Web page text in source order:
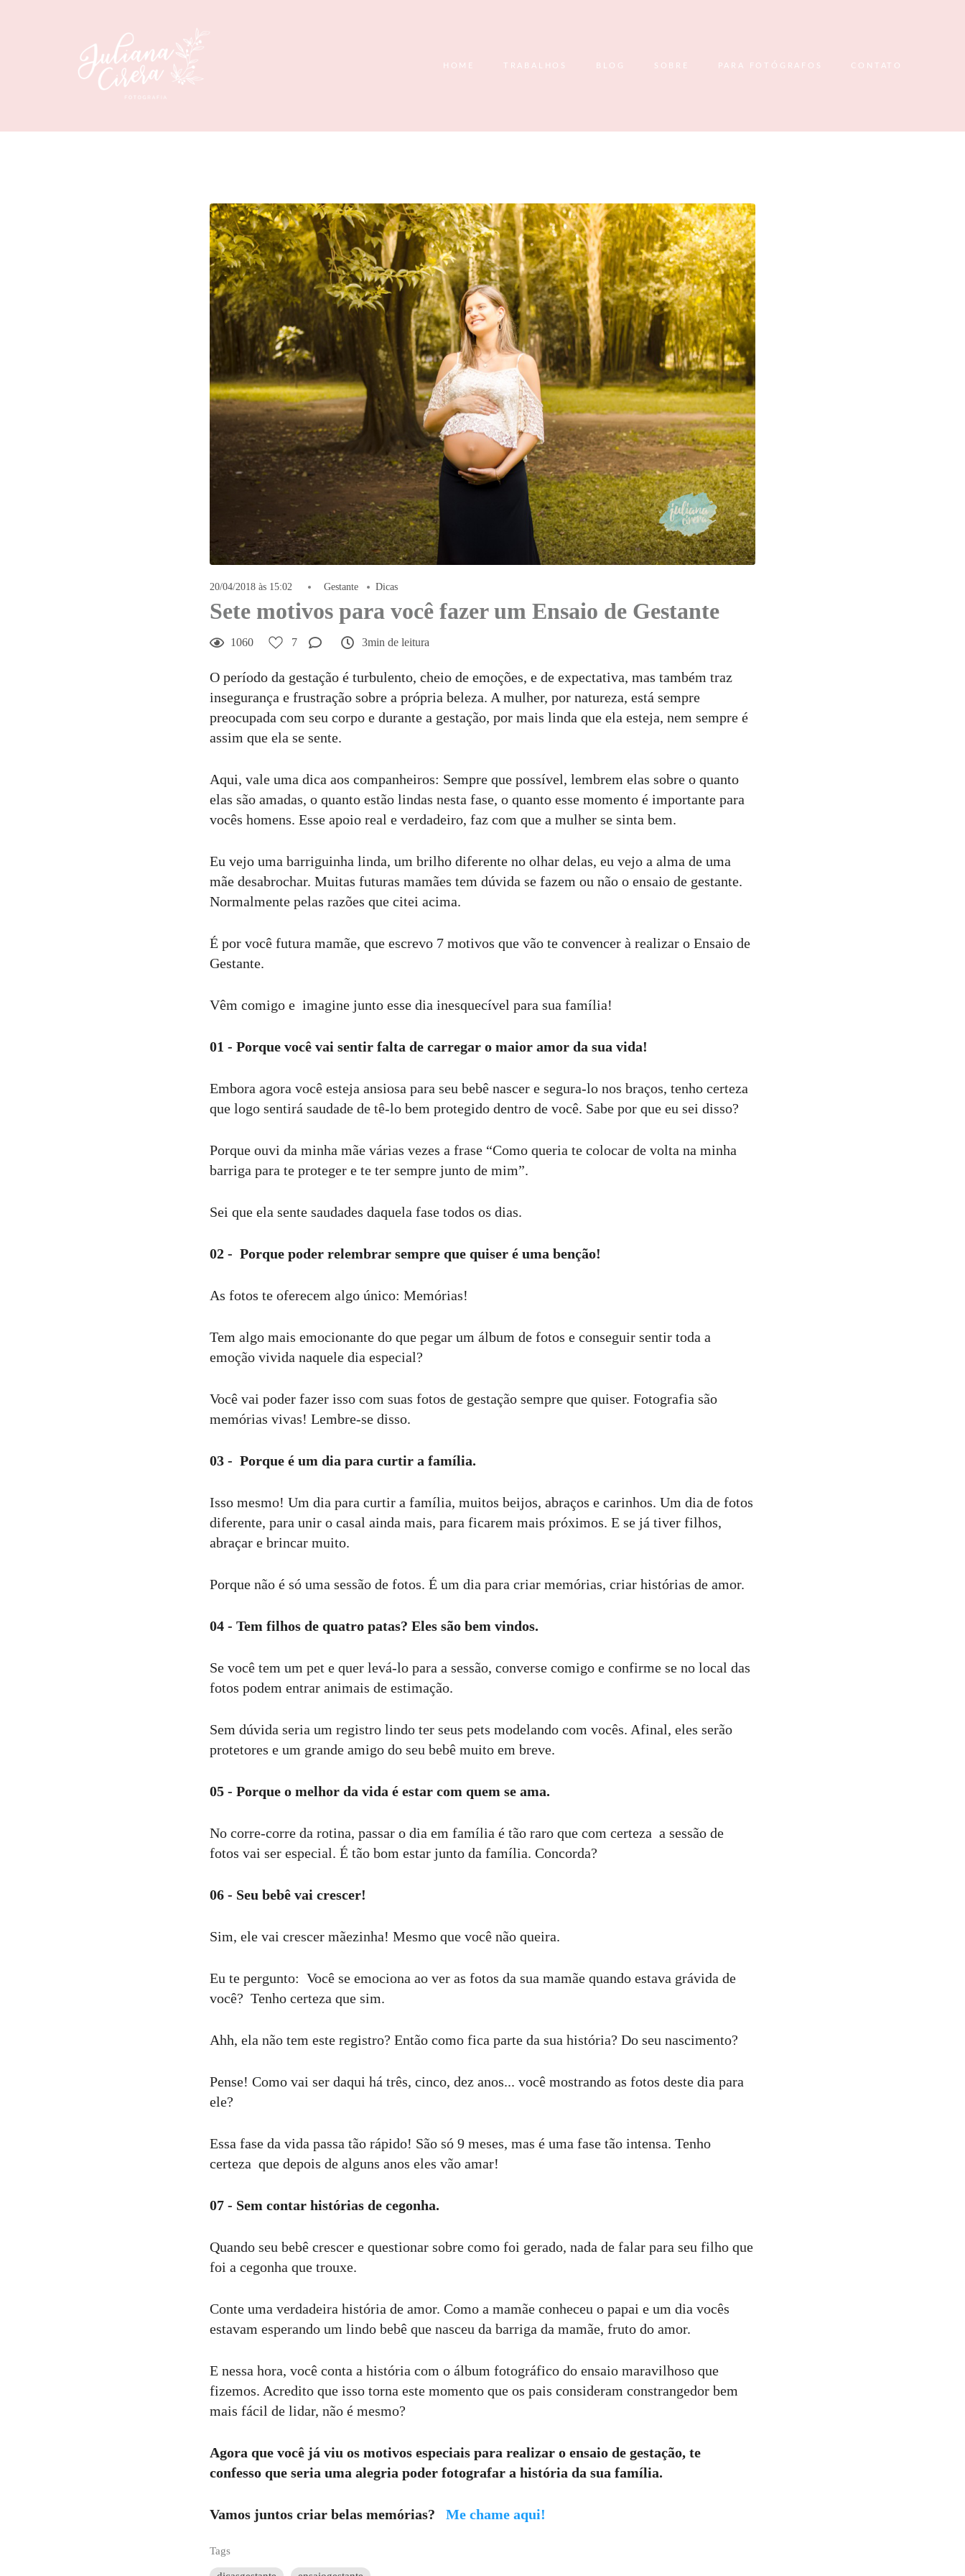
HOME TRABALHOS BLOG SOBRE PARA FOTÓGRAFOS CONTATO
20/04/2018 às 15:02 Gestante Dicas
Sete motivos para você fazer um Ensaio de Gestante
1060 7 3min de leitura
O período da gestação é turbulento, cheio de emoções, e de expectativa, mas também traz
insegurança e frustração sobre a própria beleza. A mulher, por natureza, está sempre
preocupada com seu corpo e durante a gestação, por mais linda que ela esteja, nem sempre é
assim que ela se sente.
Aqui, vale uma dica aos companheiros: Sempre que possível, lembrem elas sobre o quanto
elas são amadas, o quanto estão lindas nesta fase, o quanto esse momento é importante para
vocês homens. Esse apoio real e verdadeiro, faz com que a mulher se sinta bem.
Eu vejo uma barriguinha linda, um brilho diferente no olhar delas, eu vejo a alma de uma
mãe desabrochar. Muitas futuras mamães tem dúvida se fazem ou não o ensaio de gestante.
Normalmente pelas razões que citei acima.
É por você futura mamãe, que escrevo 7 motivos que vão te convencer à realizar o Ensaio de
Gestante.
Vêm comigo e imagine junto esse dia inesquecível para sua família!
01 - Porque você vai sentir falta de carregar o maior amor da sua vida!
Embora agora você esteja ansiosa para seu bebê nascer e segura-lo nos braços, tenho certeza
que logo sentirá saudade de tê-lo bem protegido dentro de você. Sabe por que eu sei disso?
Porque ouvi da minha mãe várias vezes a frase “Como queria te colocar de volta na minha
barriga para te proteger e te ter sempre junto de mim”.
Sei que ela sente saudades daquela fase todos os dias.
02 - Porque poder relembrar sempre que quiser é uma benção!
As fotos te oferecem algo único: Memórias!
Tem algo mais emocionante do que pegar um álbum de fotos e conseguir sentir toda a
emoção vivida naquele dia especial?
Você vai poder fazer isso com suas fotos de gestação sempre que quiser. Fotografia são
memórias vivas! Lembre-se disso.
03 - Porque é um dia para curtir a família.
Isso mesmo! Um dia para curtir a família, muitos beijos, abraços e carinhos. Um dia de fotos
diferente, para unir o casal ainda mais, para ficarem mais próximos. E se já tiver filhos,
abraçar e brincar muito.
Porque não é só uma sessão de fotos. É um dia para criar memórias, criar histórias de amor.
04 - Tem filhos de quatro patas? Eles são bem vindos.
Se você tem um pet e quer levá-lo para a sessão, converse comigo e confirme se no local das
fotos podem entrar animais de estimação.
Sem dúvida seria um registro lindo ter seus pets modelando com vocês. Afinal, eles serão
protetores e um grande amigo do seu bebê muito em breve.
05 - Porque o melhor da vida é estar com quem se ama.
No corre-corre da rotina, passar o dia em família é tão raro que com certeza a sessão de
fotos vai ser especial. É tão bom estar junto da família. Concorda?
06 - Seu bebê vai crescer!
Sim, ele vai crescer mãezinha! Mesmo que você não queira.
Eu te pergunto: Você se emociona ao ver as fotos da sua mamãe quando estava grávida de
você? Tenho certeza que sim.
Ahh, ela não tem este registro? Então como fica parte da sua história? Do seu nascimento?
Pense! Como vai ser daqui há três, cinco, dez anos... você mostrando as fotos deste dia para
ele?
Essa fase da vida passa tão rápido! São só 9 meses, mas é uma fase tão intensa. Tenho
certeza que depois de alguns anos eles vão amar!
07 - Sem contar histórias de cegonha.
Quando seu bebê crescer e questionar sobre como foi gerado, nada de falar para seu filho que
foi a cegonha que trouxe.
Conte uma verdadeira história de amor. Como a mamãe conheceu o papai e um dia vocês
estavam esperando um lindo bebê que nasceu da barriga da mamãe, fruto do amor.
E nessa hora, você conta a história com o álbum fotográfico do ensaio maravilhoso que
fizemos. Acredito que isso torna este momento que os pais consideram constrangedor bem
mais fácil de lidar, não é mesmo?
Agora que você já viu os motivos especiais para realizar o ensaio de gestação, te
confesso que seria uma alegria poder fotografar a história da sua família.
Vamos juntos criar belas memórias? Me chame aqui!
Tags